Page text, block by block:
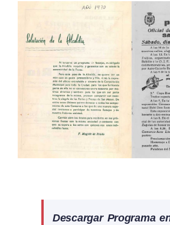
más
Descargar Programa